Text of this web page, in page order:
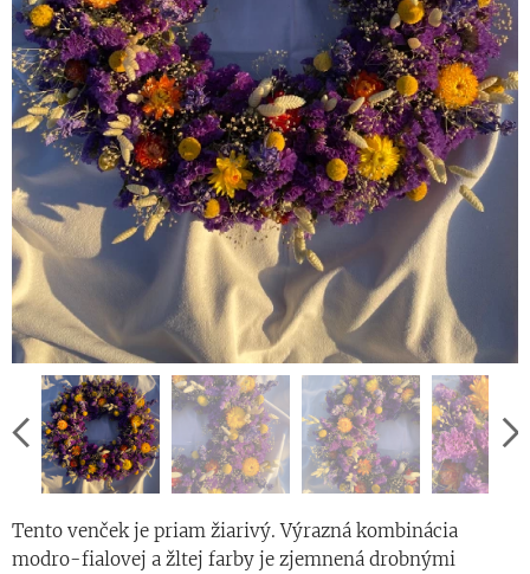
Tento venček je priam žiarivý. Výrazná kombinácia
modro-fialovej a žltej farby je zjemnená drobnými